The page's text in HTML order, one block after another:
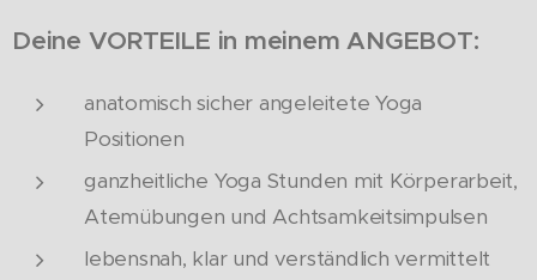
Deine VORTEILE in meinem ANGEBOT:
anatomisch sicher angeleitete Yoga
Positionen
ganzheitliche Yoga Stunden mit Körperarbeit,
Atemübungen und Achtsamkeitsimpulsen
lebensnah, klar und verständlich vermittelt